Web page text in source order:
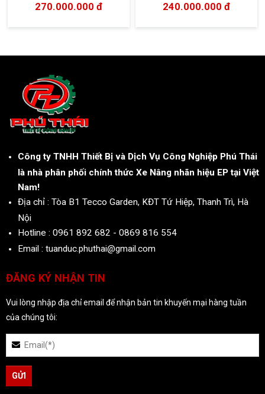
270.000.000 đ 240.000.000 đ
Công ty TNHH Thiết Bị và Dịch Vụ Công Nghiệp Phú Thái
là nhà phân phối chính thức Xe Nâng nhãn hiệu EP tại Việt
Nam!
Địa chỉ : Tòa B1 Tecco Garden, KĐT Tứ Hiệp, Thanh Trì, Hà
Nội
Hotline : 0961 892 682 - 0869 816 554
Email : tuanduc.phuthai@gmail.com
ĐĂNG KÝ NHẬN TIN
Vui lòng nhập địa chỉ email để nhận bản tin khuyến mại hàng tuần
của chúng tôi: